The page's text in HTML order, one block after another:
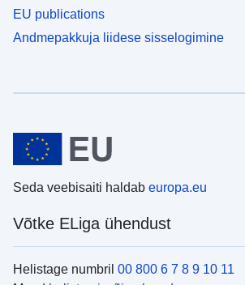
EU publications
Andmepakkuja liidese sisselogimine
Seda veebisaiti haldab europa.eu
Võtke ELiga ühendust
Helistage numbril 00 800 6 7 8 9 10 11